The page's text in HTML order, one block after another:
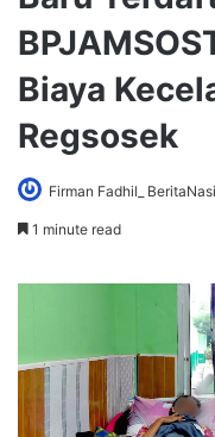
Biaya
Regsosek
Firman Fadhil_
1 minute read